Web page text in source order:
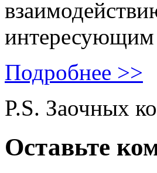
интересующим
Подробнее >>
P.S. Заочных
Оставьте